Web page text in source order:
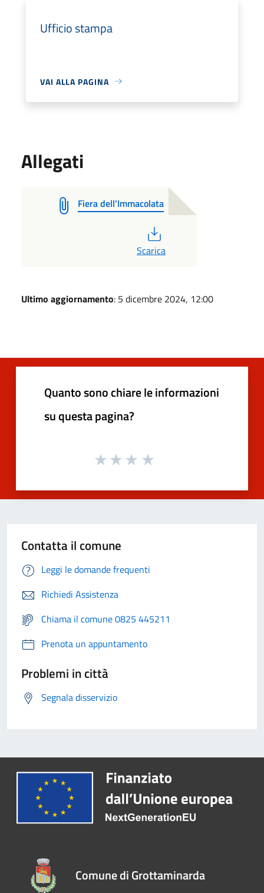
Ufficio stampa
VAI ALLA PAGINA
Allegati
Fiera dell’Immacolata
Scarica
Ultimo aggiornamento: 5 dicembre 2024, 12:00
Quanto sono chiare le informazioni
su questa pagina?
Contatta il comune
Leggi le domande frequenti
Richiedi Assistenza
Chiama il comune 0825 445211
Prenota un appuntamento
Problemi in città
Segnala disservizio
Comune di Grottaminarda